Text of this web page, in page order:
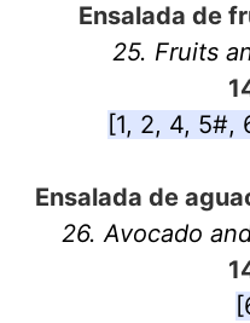
Ensalada de
25. Fruits
[1, 2, 4, 5#,
Ensalada de
26. Avocado